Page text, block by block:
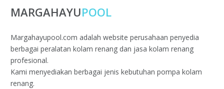
MARGAHAYUPOOL
Margahayupool.com adalah website perusahaan penyedia
berbagai peralatan kolam renang dan jasa kolam renang
profesional.
Kami menyediakan berbagai jenis kebutuhan pompa kolam
renang.